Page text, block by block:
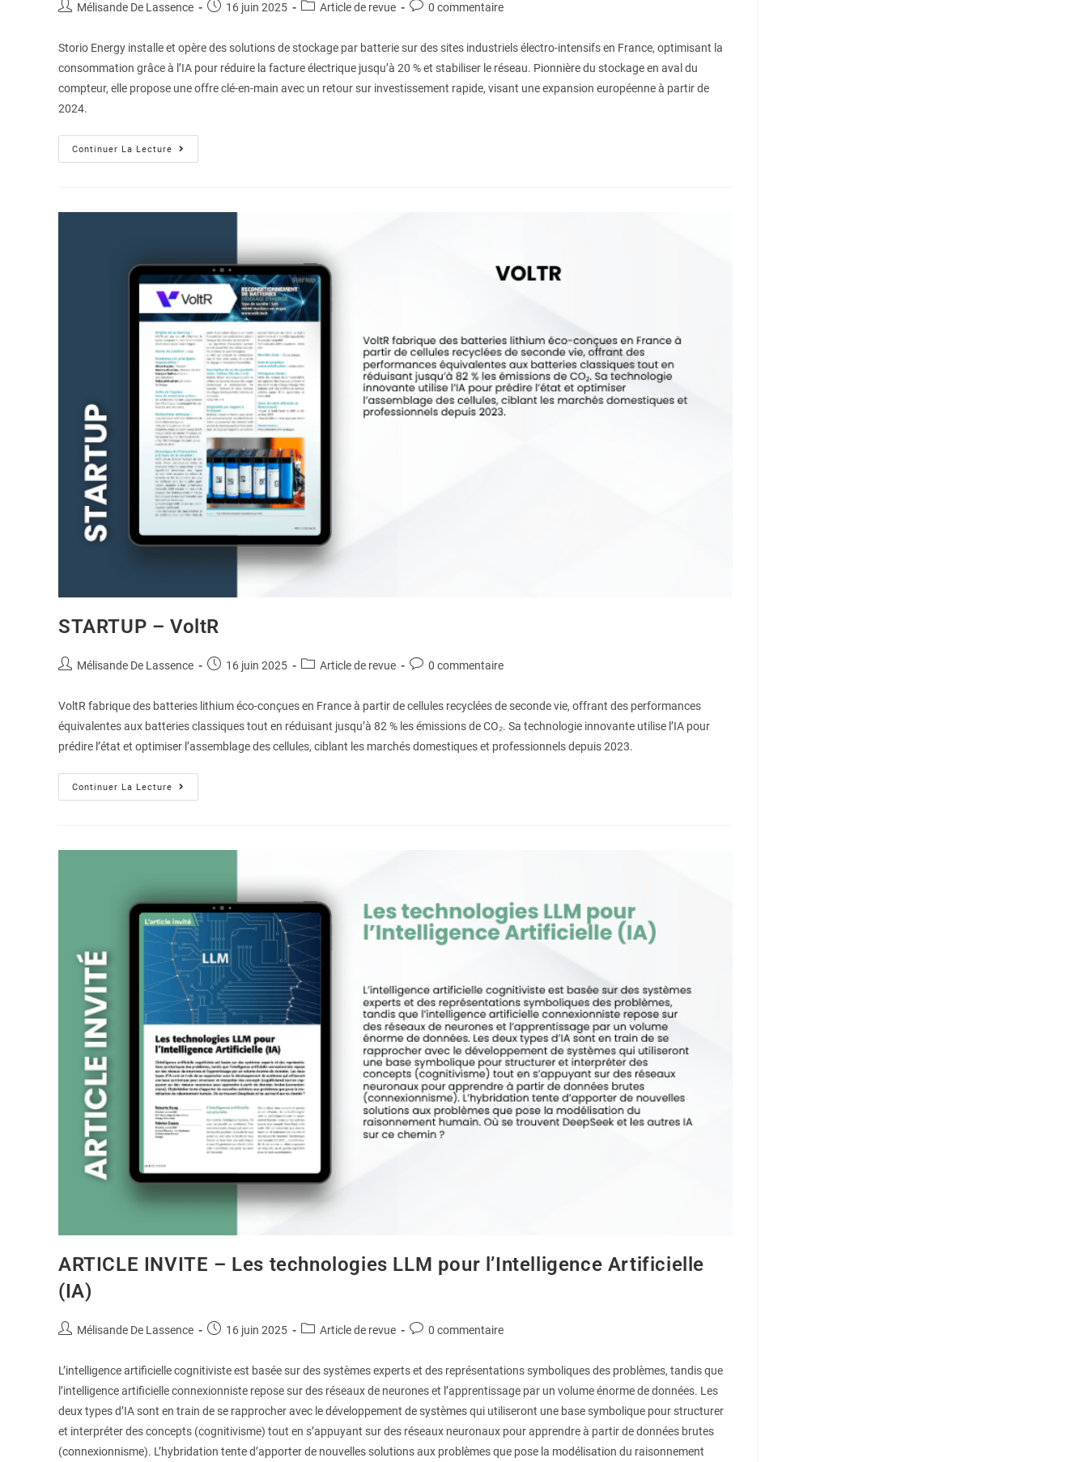
Mélisande De Lassence 16 juin 2025 Article de revue 0 commentaire
Storio Energy installe et opère des solutions de stockage par batterie sur des sites industriels électro-intensifs en France, optimisant la
consommation grâce à l’IA pour réduire la facture électrique jusqu’à 20 % et stabiliser le réseau. Pionnière du stockage en aval du
compteur, elle propose une offre clé-en-main avec un retour sur investissement rapide, visant une expansion européenne à partir de
2024.
Continuer La Lecture
STARTUP – VoltR
Mélisande De Lassence 16 juin 2025 Article de revue 0 commentaire
VoltR fabrique des batteries lithium éco-conçues en France à partir de cellules recyclées de seconde vie, offrant des performances
équivalentes aux batteries classiques tout en réduisant jusqu’à 82 % les émissions de CO₂. Sa technologie innovante utilise l’IA pour
prédire l’état et optimiser l’assemblage des cellules, ciblant les marchés domestiques et professionnels depuis 2023.
Continuer La Lecture
ARTICLE INVITE – Les technologies LLM pour l’Intelligence Artificielle
(IA)
Mélisande De Lassence 16 juin 2025 Article de revue 0 commentaire
L’intelligence artificielle cognitiviste est basée sur des systèmes experts et des représentations symboliques des problèmes, tandis que
l’intelligence artificielle connexionniste repose sur des réseaux de neurones et l’apprentissage par un volume énorme de données. Les
deux types d’IA sont en train de se rapprocher avec le développement de systèmes qui utiliseront une base symbolique pour structurer
et interpréter des concepts (cognitivisme) tout en s’appuyant sur des réseaux neuronaux pour apprendre à partir de données brutes
(connexionnisme). L’hybridation tente d’apporter de nouvelles solutions aux problèmes que pose la modélisation du raisonnement